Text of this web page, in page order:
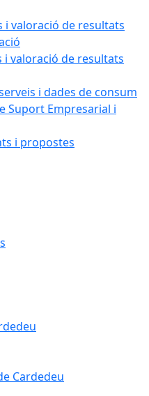
i valoració de resultats
i valoració de resultats
i dades de consum
Suport Empresarial i
i propostes
Cardedeu